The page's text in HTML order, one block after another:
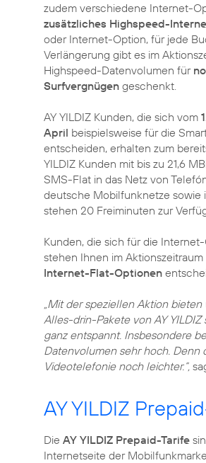
zudem verschiedene Internet-
zusätzliches Highspeed-
oder Internet-Option, für jede
Verlängerung gibt es im
Highspeed-Datenvolumen für
Surfvergnügen geschenkt.
AY YILDIZ Kunden, die sich vom
April beispielsweise für die
entscheiden, erhalten zum
YILDIZ Kunden mit bis zu 21,6
SMS-Flat in das Netz von
deutsche Mobilfunknetze sowie
stehen 20 Freiminuten zur
Kunden, die sich für die
stehen Ihnen im
Internet-Flat-Optionen
„Mit der speziellen Aktion
Alles-drin-Pakete von AY
ganz entspannt. Insbesondere
Datenvolumen sehr hoch. Denn
Videotelefonie noch leichter.“,
AY YILDIZ
Die AY YILDIZ Prepaid-Tarife
Internetseite der